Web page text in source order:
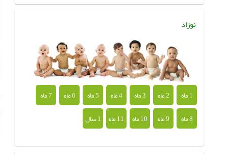
نوزاد
1 ماه 2 ماه 3 ماه 4 ماه 5 ماه 6 ماه
7 ماه
8 ماه
9 ماه 10 ماه 11 ماه 1 سال